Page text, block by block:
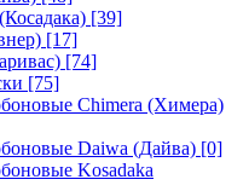
[39]
[17]
[74]
[75]
Chimera (Химера)
Daiwa (Дайва) [0]
Kosadaka